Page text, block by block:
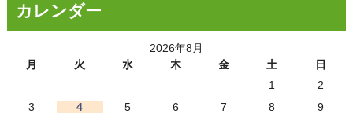
カレンダー
2026年8月
月
火 水 木 金 土
日
1
2
3
4 5 6 7 8
9